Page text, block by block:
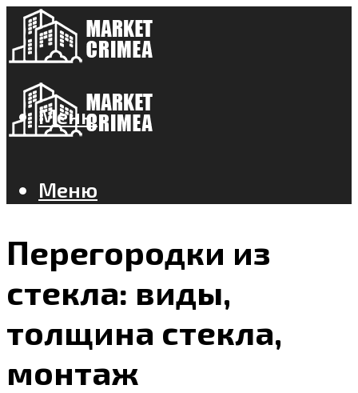
Меню
Меню
Перегородки из
стекла: виды,
толщина стекла,
монтаж